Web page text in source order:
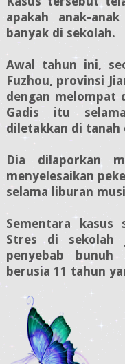
apakah anak-
banyak di sekolah.
Awal tahun ini,
Fuzhou, provinsi
dengan melompat
Gadis itu
diletakkan di tanah
Dia dilaporkan
menyelesaikan
selama liburan
Sementara kasus
Stres di sekolah
penyebab
berusia 11 tahun